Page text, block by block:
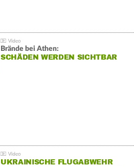
Brände bei Athen:
SCHÄDEN WERDEN SICHTBAR
UKRAINISCHE FLUGABWEHR